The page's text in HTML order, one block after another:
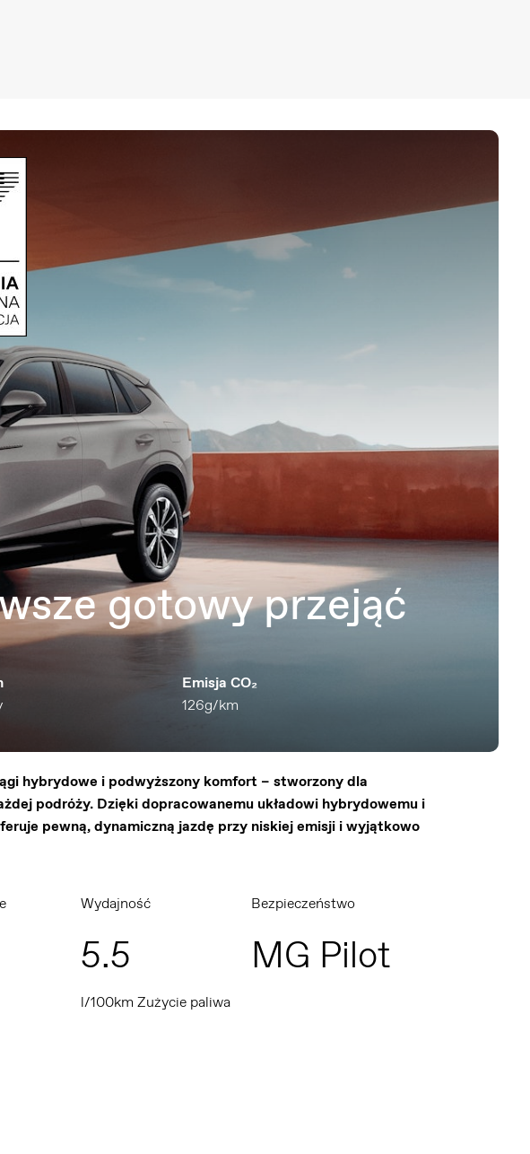
gotowy przejąć
Emisja CO₂
126g/km
hybrydowe i podwyższony komfort – stworzony dla
podróży. Dzięki dopracowanemu układowi hybrydowemu i
pewną, dynamiczną jazdę przy niskiej emisji i wyjątkowo
Wydajność
5.5
l/100km Zużycie paliwa
Bezpieczeństwo
MG Pilot